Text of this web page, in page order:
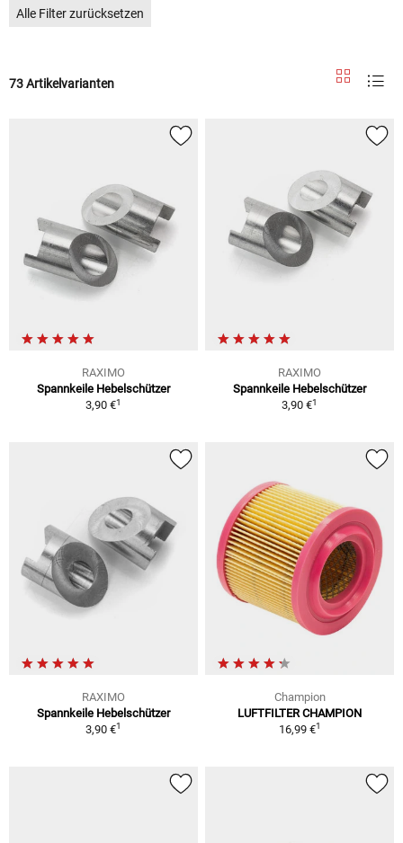
Alle Filter zurücksetzen
73 Artikelvarianten
RAXIMO
Spannkeile Hebelschützer
3,90 €1
RAXIMO
Spannkeile Hebelschützer
3,90 €1
RAXIMO
Spannkeile Hebelschützer
3,90 €1
Champion
LUFTFILTER CHAMPION
16,99 €1